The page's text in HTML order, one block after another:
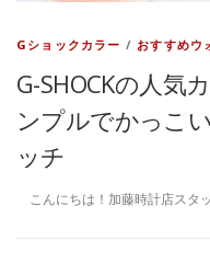
Gショックカラー /おすすめウ
G-SHOCKの人気
ンプルでかっこ
ッチ
こんにちは！加藤時計店スタ